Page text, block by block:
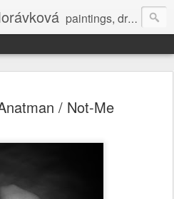
paintings, drawings, installations, landart ...
/ Not-Me